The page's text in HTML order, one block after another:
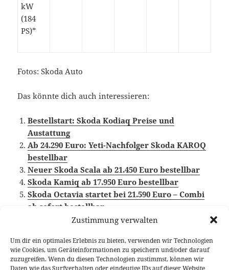
Zustimmung verwalten
Um dir ein optimales Erlebnis zu bieten, verwenden wir Technologien
wie Cookies, um Geräteinformationen zu speichern und/oder darauf
zuzugreifen. Wenn du diesen Technologien zustimmst, können wir
Daten wie das Surfverhalten oder eindeutige IDs auf dieser Website
kW
(184
PS)*
Fotos: Skoda Auto
Das könnte dich auch interessieren:
Bestellstart: Skoda Kodiaq Preise und
Austattung
Ab 24.290 Euro: Yeti-Nachfolger Skoda KAROQ
bestellbar
Neuer Skoda Scala ab 21.450 Euro bestellbar
Skoda Kamiq ab 17.950 Euro bestellbar
Skoda Octavia startet bei 21.590 Euro – Combi
ab sofort bestellbar
Veröffentlicht
am
20. Dezember 2016 Autor
Fabian Meßner Kategorien
News
Schlagwörter
Preisübersicht,Skoda